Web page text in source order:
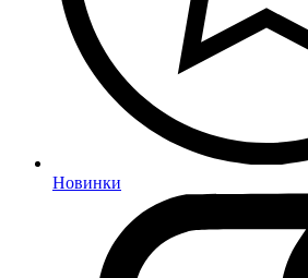
Новинки